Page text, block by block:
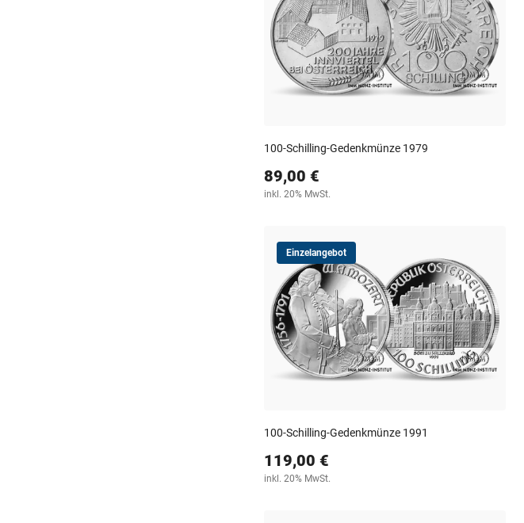
100-Schilling-Gedenkmünze 1979
89,00 €
inkl. 20% MwSt.
Einzelangebot
100-Schilling-Gedenkmünze 1991
119,00 €
inkl. 20% MwSt.